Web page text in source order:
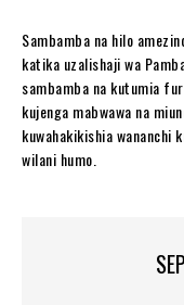
Sambamba na hilo
katika uzalishaji wa
sambamba na kutumia
kujenga mabwawa na
kuwahakikishia wananchi
wilani humo.